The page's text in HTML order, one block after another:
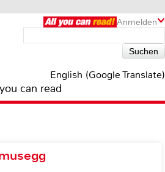
Anmelden
English (Google Translate)
can read